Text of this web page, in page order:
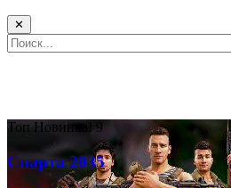
✕
Топ Новинка! 9
Спарта 2035